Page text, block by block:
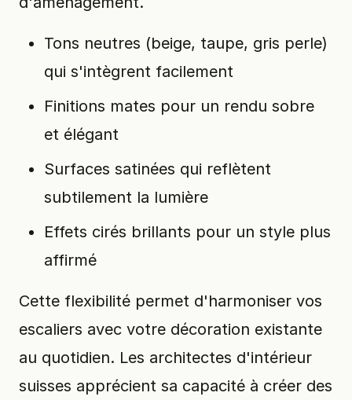
Tons neutres (beige, taupe, gris perle)
qui s'intègrent facilement
Finitions mates pour un rendu sobre
et élégant
Surfaces satinées qui reflètent
subtilement la lumière
Effets cirés brillants pour un style plus
affirmé
Cette flexibilité permet d'harmoniser vos
escaliers avec votre décoration existante
au quotidien. Les architectes d'intérieur
suisses apprécient sa capacité à créer des